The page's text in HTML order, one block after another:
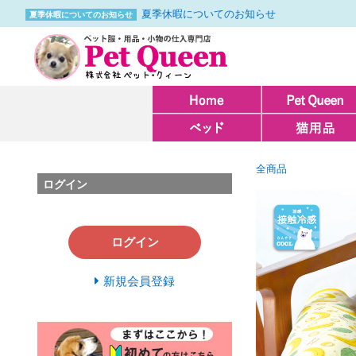
夏季休暇についてのお知らせ 夏季休暇についてのお知らせ
全商品
ログイン
ログイン
新規会員登録